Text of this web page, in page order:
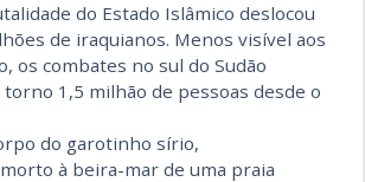
do Estado Islâmico deslocou
de iraquianos. Menos visível aos
os combates no sul do Sudão
1,5 milhão de pessoas desde o
do garotinho sírio,
à beira-mar de uma praia